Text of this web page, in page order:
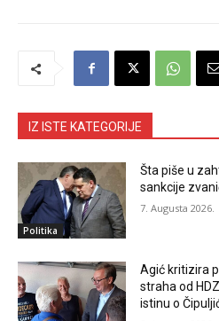
IZ ISTE KATEGORIJE
Politika
Šta piše u
sankcije
7. Augusta 2026.
Agić kritizira
straha od
istinu o